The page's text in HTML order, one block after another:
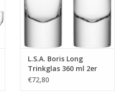
L.S.A. Boris Long
Trinkglas 360 ml 2er
Set
€72,80